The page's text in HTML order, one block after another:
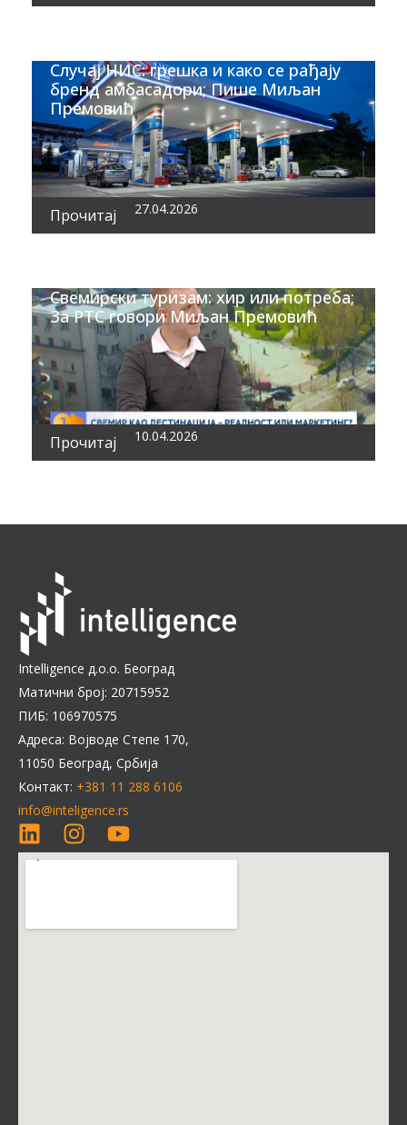
Случај НИС: грешка и како се рађају
бренд амбасадори; Пише Миљан
Премовић
Прочитај 27.04.2026
Свемирски туризам: хир или потреба;
За РТС говори Миљан Премовић
Прочитај 10.04.2026
Intelligence д.о.о. Београд
Матични број: 20715952
ПИБ: 106970575
Адреса: Војводе Степе 170,
11050 Београд, Србија
Контакт: +381 11 288 6106
info@inteligence.rs